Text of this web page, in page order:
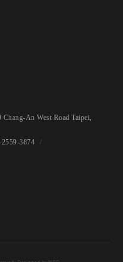
An West Road Taipei,
3874